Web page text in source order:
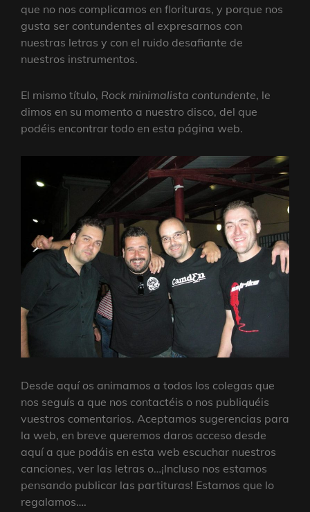
que no nos complicamos en florituras, y porque nos
gusta ser contundentes al expresarnos con
nuestras letras y con el ruido desafiante de
nuestros instrumentos.
El mismo título, Rock minimalista contundente, le
dimos en su momento a nuestro disco, del que
podéis encontrar todo en esta página web.
Desde aquí os animamos a todos los colegas que
nos seguís a que nos contactéis o nos publiquéis
vuestros comentarios. Aceptamos sugerencias para
la web, en breve queremos daros acceso desde
aquí a que podáis en esta web escuchar nuestros
canciones, ver las letras o…¡Incluso nos estamos
pensando publicar las partituras! Estamos que lo
regalamos….